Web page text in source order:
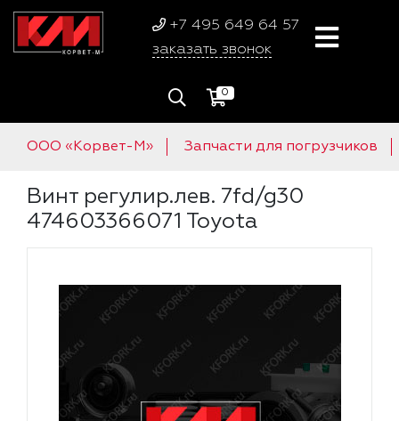
+7 495 649 64 57
заказать звонок
0
ООО «Корвет-М» Запчасти для погрузчиков
Винт регулир.лев. 7fd/g30
474603366071 Toyota